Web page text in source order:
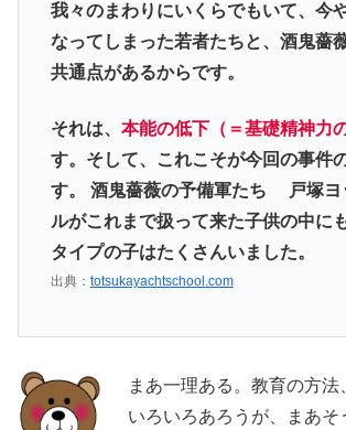
我々のまわりにいくらでもいて、今
なってしまった若者たちと、酒鬼薔
共通点があるからです。
それは、 本能の低下（＝基礎精神力
す。そして、これこそが今回の事件
す。 酒鬼薔薇の予備軍たち 戸塚ヨ
ルがこれまで扱って来た子供の中に
タイプの子はたくさんいました。
出典： totsukayachtschool.com
まあ一理ある。教育の方法
いろいろあろうが、まあそ